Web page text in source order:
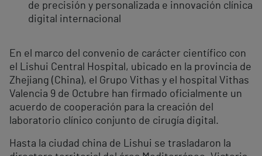
de precisión y personalizada e innovación clínica
digital internacional
En el marco del convenio de carácter científico con
el Lishui Central Hospital, ubicado en la provincia de
Zhejiang (China), el Grupo Vithas y el hospital Vithas
Valencia 9 de Octubre han firmado oficialmente un
acuerdo de cooperación para la creación del
laboratorio clínico conjunto de cirugía digital.
Hasta la ciudad china de Lishui se trasladaron la